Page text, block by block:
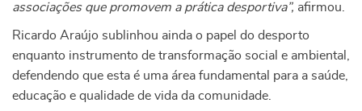
associações que promovem a prática desportiva”, afirmou.
Ricardo Araújo sublinhou ainda o papel do desporto
enquanto instrumento de transformação social e ambiental,
defendendo que esta é uma área fundamental para a saúde,
educação e qualidade de vida da comunidade.